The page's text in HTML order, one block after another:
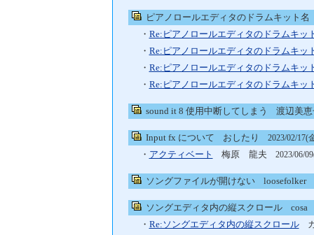
ピアノロールエディタのドラムキット名
・ Re:ピアノロールエディタのドラムキッ
・ Re:ピアノロールエディタのドラムキッ
・ Re:ピアノロールエディタのドラムキッ
・ Re:ピアノロールエディタのドラムキッ
sound it 8 使用中断してしまう 渡辺美
Input fx について おしたり 2023/02/17(
・ アクティベート 梅原 龍夫 2023/06/
ソングファイルが開けないloosefolker
ソングエディタ内の縦スクロール
・ Re:ソングエディタ内の縦スクロールカ